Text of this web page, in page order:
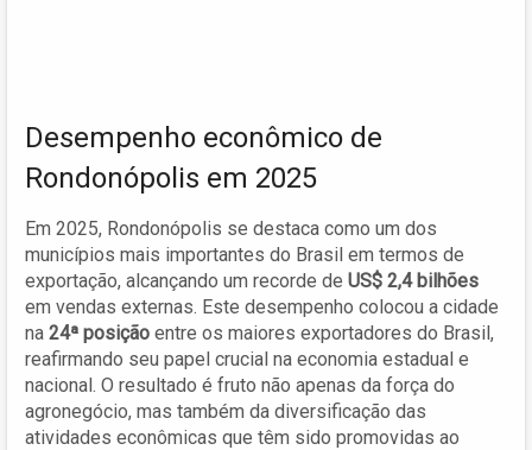
Desempenho econômico de
Rondonópolis em 2025
Em 2025, Rondonópolis se destaca como um dos
municípios mais importantes do Brasil em termos de
exportação, alcançando um recorde de US$ 2,4 bilhões
em vendas externas. Este desempenho colocou a cidade
na 24ª posição entre os maiores exportadores do Brasil,
reafirmando seu papel crucial na economia estadual e
nacional. O resultado é fruto não apenas da força do
agronegócio, mas também da diversificação das
atividades econômicas que têm sido promovidas ao